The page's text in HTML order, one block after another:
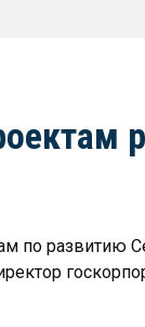
по развитию